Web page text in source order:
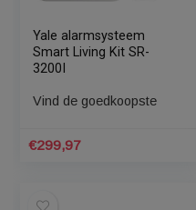
€145,00